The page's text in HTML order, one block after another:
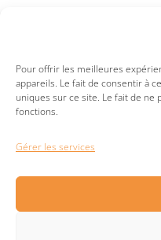
Pour offrir les meilleures
appareils. Le fait de consentir à
uniques sur ce site. Le fait de
fonctions.
Gérer les services